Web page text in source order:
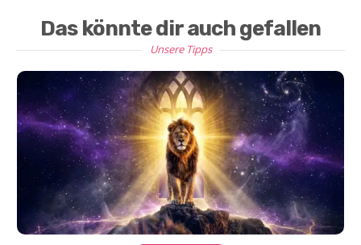
Das könnte dir auch gefallen
Unsere Tipps